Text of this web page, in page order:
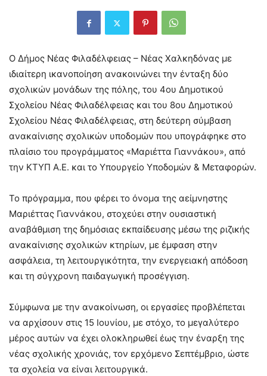
Ο Δήμος Νέας Φιλαδέλφειας – Νέας Χαλκηδόνας με
ιδιαίτερη ικανοποίηση ανακοινώνει την ένταξη δύο
σχολικών μονάδων της πόλης, του 4ου Δημοτικού
Σχολείου Νέας Φιλαδέλφειας και του 8ου Δημοτικού
Σχολείου Νέας Φιλαδέλφειας, στη δεύτερη σύμβαση
ανακαίνισης σχολικών υποδομών που υπογράφηκε στο
πλαίσιο του προγράμματος «Μαριέττα Γιαννάκου», από
την ΚΤΥΠ Α.Ε. και το Υπουργείο Υποδομών & Μεταφορών.
Το πρόγραμμα, που φέρει το όνομα της αείμνηστης
Μαριέττας Γιαννάκου, στοχεύει στην ουσιαστική
αναβάθμιση της δημόσιας εκπαίδευσης μέσω της ριζικής
ανακαίνισης σχολικών κτηρίων, με έμφαση στην
ασφάλεια, τη λειτουργικότητα, την ενεργειακή απόδοση
και τη σύγχρονη παιδαγωγική προσέγγιση.
Σύμφωνα με την ανακοίνωση, οι εργασίες προβλέπεται
να αρχίσουν στις 15 Ιουνίου, με στόχο, το μεγαλύτερο
μέρος αυτών να έχει ολοκληρωθεί έως την έναρξη της
νέας σχολικής χρονιάς, τον ερχόμενο Σεπτέμβριο, ώστε
τα σχολεία να είναι λειτουργικά.